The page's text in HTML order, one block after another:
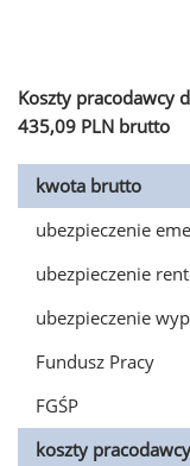
Koszty pracodawcy
435,09 PLN brutto
kwota brutto
ubezpieczenie
ubezpieczenie
ubezpieczenie
Fundusz Pracy
FGŚP
koszty pracodawcy